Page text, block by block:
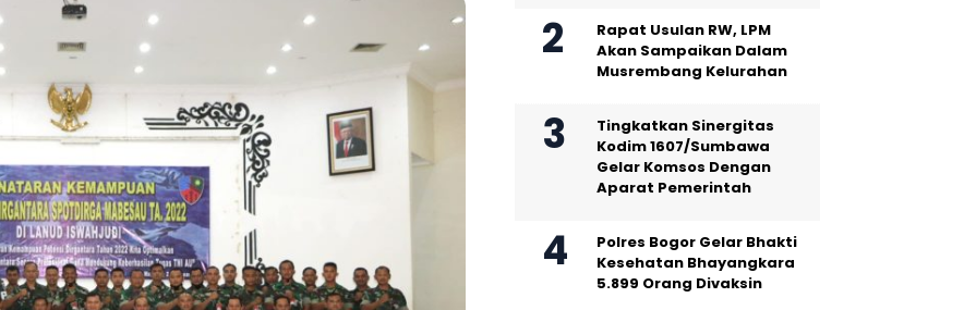
Rapat Usulan RW, LPM
Akan Sampaikan Dalam
Musrembang Kelurahan
Tingkatkan Sinergitas
Kodim 1607/Sumbawa
Gelar Komsos Dengan
Aparat Pemerintah
Polres Bogor Gelar Bhakti
Kesehatan Bhayangkara
5.899 Orang Divaksin